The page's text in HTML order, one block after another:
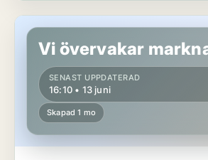
Butikslokal i Lysekil
Vi övervakar
SENAST UPPDATERAD
16:10 • 13 juni
Skapad 1 mo